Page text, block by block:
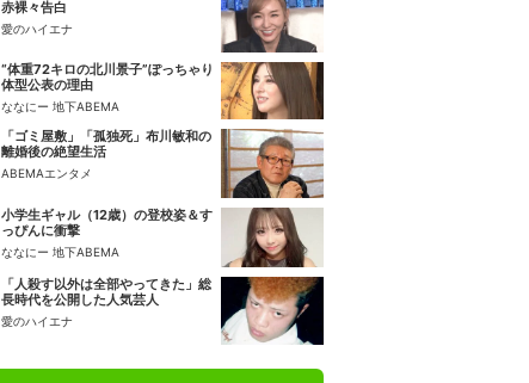
赤裸々告白
愛のハイエナ
“体重72キロの北川景子”ぽっちゃり
体型公表の理由
ななにー 地下ABEMA
「ゴミ屋敷」「孤独死」布川敏和の
離婚後の絶望生活
ABEMAエンタメ
小学生ギャル（12歳）の登校姿＆す
っぴんに衝撃
ななにー 地下ABEMA
「人殺す以外は全部やってきた」総
長時代を公開した人気芸人
愛のハイエナ